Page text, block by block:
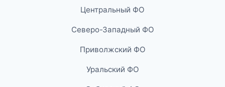
Центральный ФО
Северо-Западный ФО
Приволжский ФО
Уральский ФО